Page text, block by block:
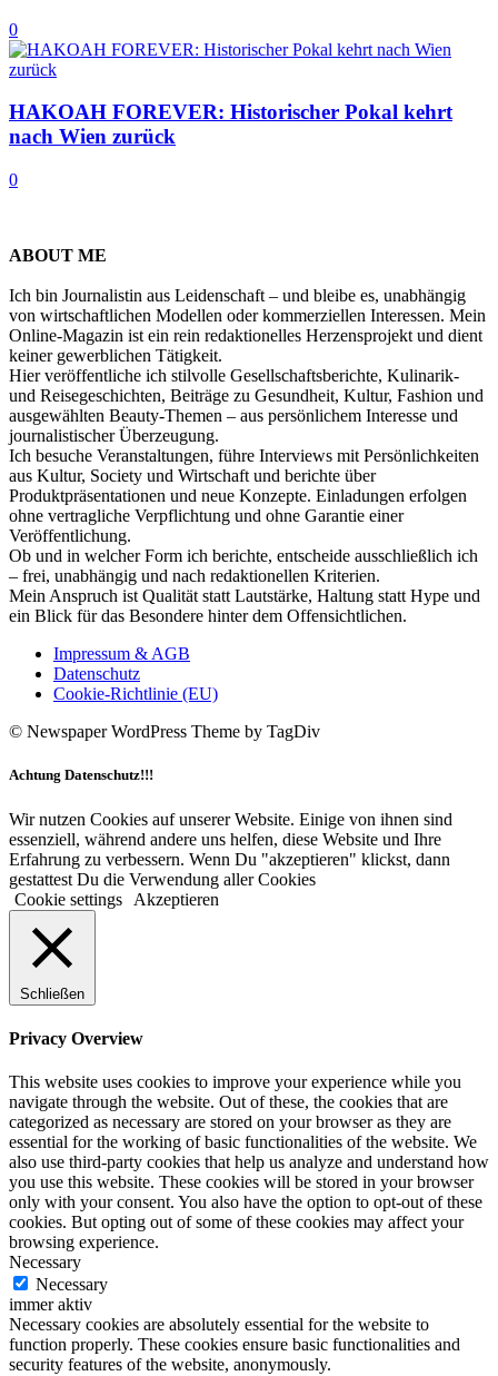
0
HAKOAH FOREVER: Historischer Pokal kehrt
nach Wien zurück
0
ABOUT ME
Ich bin Journalistin aus Leidenschaft – und bleibe es, unabhängig
von wirtschaftlichen Modellen oder kommerziellen Interessen. Mein
Online-Magazin ist ein rein redaktionelles Herzensprojekt und dient
keiner gewerblichen Tätigkeit.
Hier veröffentliche ich stilvolle Gesellschaftsberichte, Kulinarik-
und Reisegeschichten, Beiträge zu Gesundheit, Kultur, Fashion und
ausgewählten Beauty-Themen – aus persönlichem Interesse und
journalistischer Überzeugung.
Ich besuche Veranstaltungen, führe Interviews mit Persönlichkeiten
aus Kultur, Society und Wirtschaft und berichte über
Produktpräsentationen und neue Konzepte. Einladungen erfolgen
ohne vertragliche Verpflichtung und ohne Garantie einer
Veröffentlichung.
Ob und in welcher Form ich berichte, entscheide ausschließlich ich
– frei, unabhängig und nach redaktionellen Kriterien.
Mein Anspruch ist Qualität statt Lautstärke, Haltung statt Hype und
ein Blick für das Besondere hinter dem Offensichtlichen.
Impressum & AGB
Datenschutz
Cookie-Richtlinie (EU)
© Newspaper WordPress Theme by TagDiv
Achtung Datenschutz!!!
Wir nutzen Cookies auf unserer Website. Einige von ihnen sind
essenziell, während andere uns helfen, diese Website und Ihre
Erfahrung zu verbessern. Wenn Du "akzeptieren" klickst, dann
gestattest Du die Verwendung aller Cookies
Cookie settings
Akzeptieren
Schließen
Privacy Overview
This website uses cookies to improve your experience while you
navigate through the website. Out of these, the cookies that are
categorized as necessary are stored on your browser as they are
essential for the working of basic functionalities of the website. We
also use third-party cookies that help us analyze and understand how
you use this website. These cookies will be stored in your browser
only with your consent. You also have the option to opt-out of these
cookies. But opting out of some of these cookies may affect your
browsing experience.
Necessary
Necessary
immer aktiv
Necessary cookies are absolutely essential for the website to
function properly. These cookies ensure basic functionalities and
security features of the website, anonymously.